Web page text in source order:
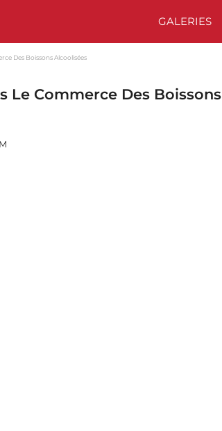
GALERIES
Des Boissons Alcoolisées
Le Commerce Des Boissons